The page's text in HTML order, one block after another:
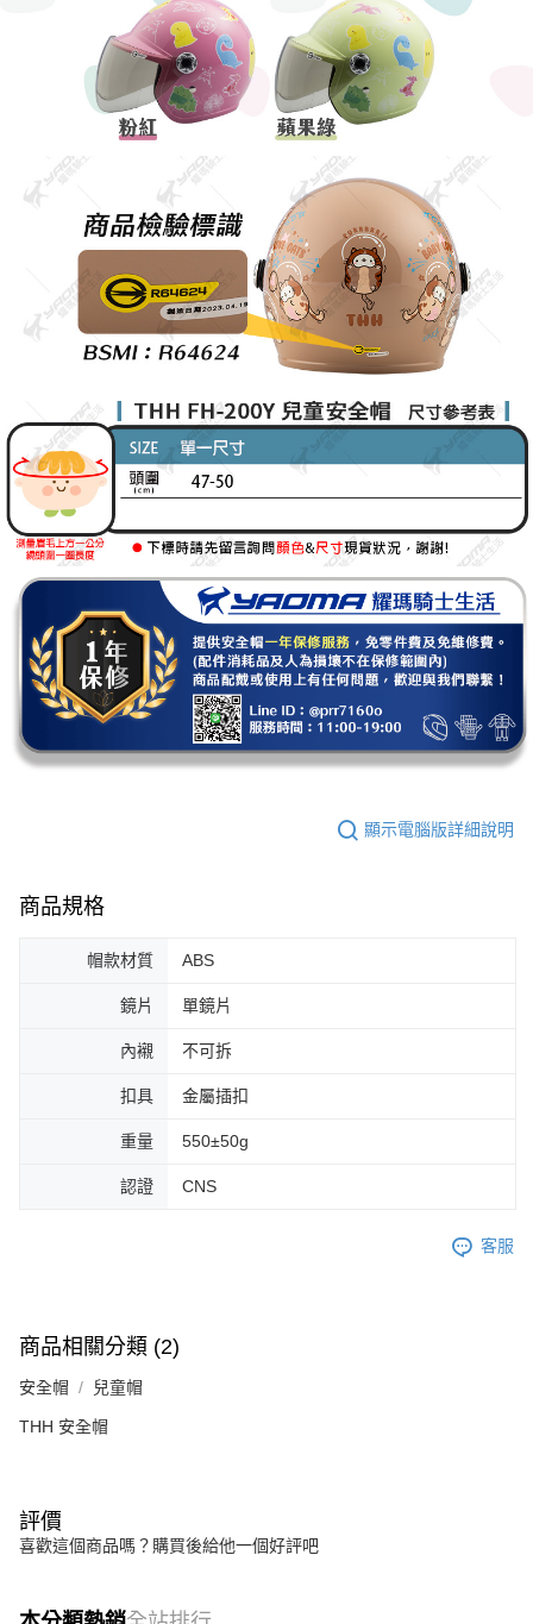
顯示電腦版詳細說明
商品規格
帽款材質 ABS
鏡片 單鏡片
內襯 不可拆
扣具 金屬插扣
重量 550±50g
認證 CNS
客服
商品相關分類 (2)
安全帽 兒童帽
THH 安全帽
評價
喜歡這個商品嗎？購買後給他一個好評吧